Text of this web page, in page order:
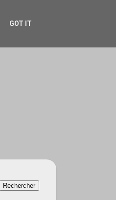
GOT IT